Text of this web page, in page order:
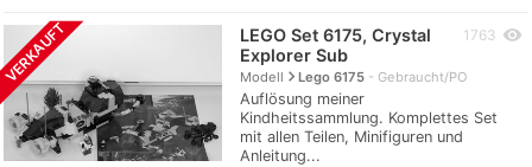
VERKAUFT
LEGO Set 6175, Crystal
Explorer Sub
Modellnavigate_nextLego 6175 Gebraucht/PO
Auflösung meiner
Kindheitssammlung. Komplettes Set
mit allen Teilen, Minifiguren und
Anleitung...
1763 visibility